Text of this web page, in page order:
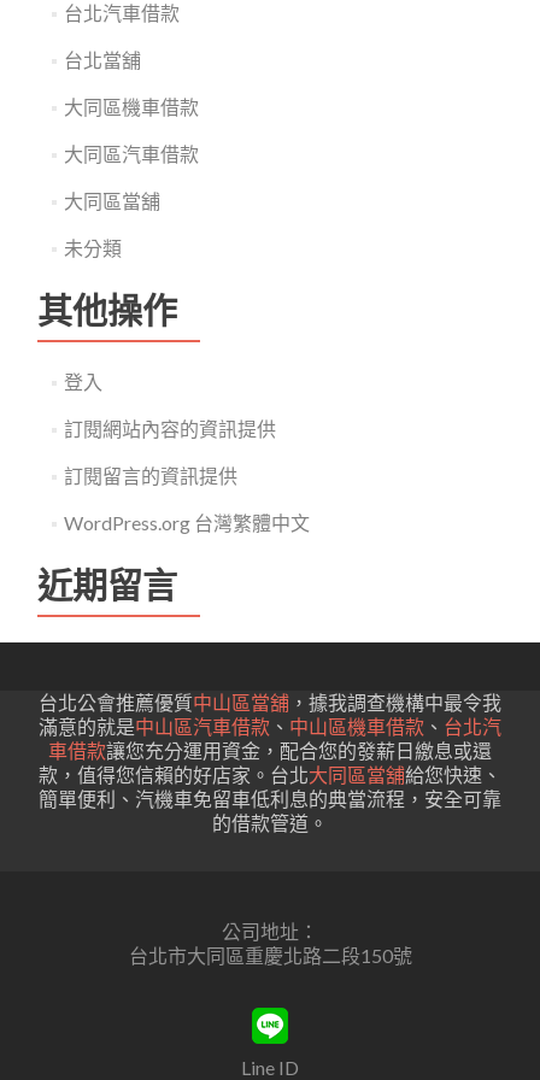
台北汽車借款
台北當舖
大同區機車借款
大同區汽車借款
大同區當舖
未分類
其他操作
登入
訂閱網站內容的資訊提供
訂閱留言的資訊提供
WordPress.org 台灣繁體中文
近期留言
台北公會推薦優質中山區當舖 ，據我調查機構中最令我
滿意的就是中山區汽車借款 、 中山區機車借款 、 台北汽
車借款讓您充分運用資金，配合您的發薪日繳息或還
款，值得您信賴的好店家。台北大同區當舖給您快速、
簡單便利、汽機車免留車低利息的典當流程，安全可靠
的借款管道。
公司地址：
台北市大同區重慶北路二段150號
Line ID